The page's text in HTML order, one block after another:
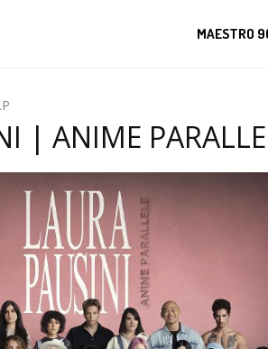
MAESTRO
| ANIME